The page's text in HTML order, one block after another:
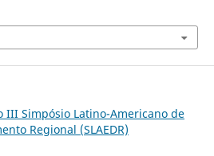
III Simpósio Latino-Americano de
Regional (SLAEDR)